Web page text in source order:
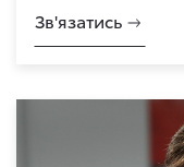
Зв'язатись